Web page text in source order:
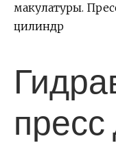
макулатуры.
цилиндр